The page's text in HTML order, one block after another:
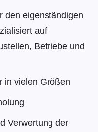
den eigenständigen
auf
Betriebe und
in vielen Größen
Verwertung der